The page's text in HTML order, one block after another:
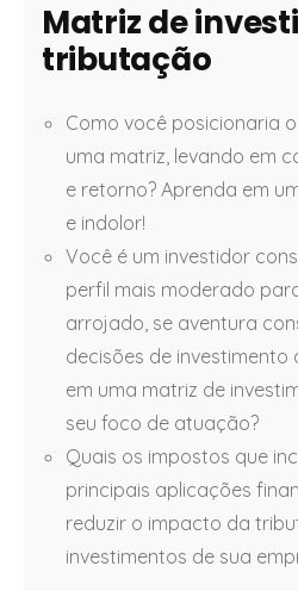
Matriz de
tributação
Como você posicionaria
uma matriz, levando em
e retorno? Aprenda em
e indolor!
Você é um investidor
perfil mais moderado
arrojado, se aventura
decisões de investimento
em uma matriz de
seu foco de atuação?
Quais os impostos que
principais aplicações
reduzir o impacto da
investimentos de sua